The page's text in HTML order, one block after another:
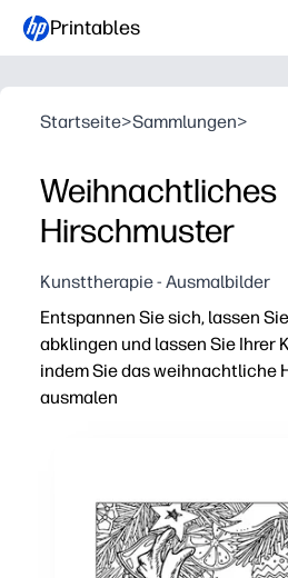
Printables
Startseite>Sammlungen>
Weihnachtliches
Hirschmuster
Kunsttherapie - Ausmalbilder
Entspannen Sie sich, lassen
abklingen und lassen Sie Ihrer
indem Sie das weihnachtliche
ausmalen
Du bekommst eine
Du baust Feinmotorik und
Sie können das Kunstwerk